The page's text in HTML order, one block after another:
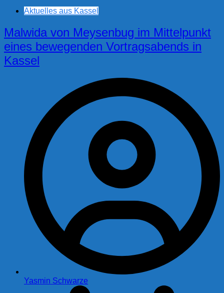
Aktuelles aus Kassel
Malwida von Meysenbug im Mittelpunkt
eines bewegenden Vortragsabends in
Kassel
Yasmin Schwarze